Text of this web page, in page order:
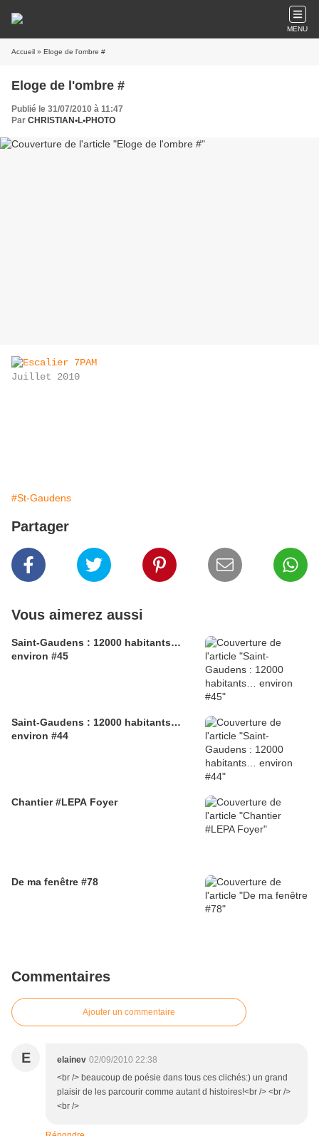
MENU
Accueil » Eloge de l'ombre #
Eloge de l'ombre #
Publié le 31/07/2010 à 11:47
Par CHRISTIAN•L•PHOTO
Juillet 2010
#St-Gaudens
Partager
Vous aimerez aussi
Saint-Gaudens : 12000 habitants…
environ #45
Saint-Gaudens : 12000 habitants…
environ #44
Chantier #LEPA Foyer
De ma fenêtre #78
Commentaires
Ajouter un commentaire
E elainev 02/09/2010 22:38
<br /> beaucoup de poésie dans tous ces clichés:) un grand
plaisir de les parcourir comme autant d histoires!<br /> <br />
<br />